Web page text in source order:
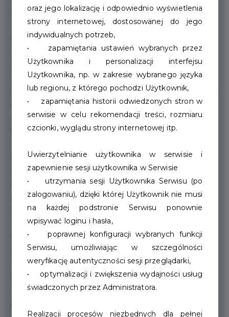
sprawuje lek. Wet. Hubert Nawrocki.
Nieocenioną pomocą w opiekowaniu się zwierzętami
stanowią wolontariusze. Pomagają przy sprzątaniu,
czeszą i wyprowadzają psy na spacer.
Ułatwiają zwierzakom przyszłą adopcję i budują od nowa
zaufanie zwierzaków do ludzi. Dziękując za pomoc,
zachęcamy wszystkich miłośników zwierząt, do takiej
formy opieki nad zwierzętami.
Nasze schronisko opiekuje się także kotami wolno
żyjącymi z terenu miasta. Jeden raz w miesiącu
wydajemy karmę „na kocie gniazda” dla opiekunów
dokarmiających bezdomne koty. Karma wydawana jest
w ostatnim tygodniu miesiąca od 10 do 15.
Finansowego wsparcia można dokonać poprzez wpłaty
dobrowolne na numer konta
75 1240 3679 1111 0010 2620 8340
oraz jego lokalizację i odpowiednio wyświetlenia
strony internetowej, dostosowanej do jego
indywidualnych potrzeb,
• zapamiętania ustawień wybranych przez
Użytkownika i personalizacji interfejsu
Użytkownika, np. w zakresie wybranego języka
lub regionu, z którego pochodzi Użytkownik,
• zapamiętania historii odwiedzonych stron w
serwisie w celu rekomendacji treści, rozmiaru
czcionki, wyglądu strony internetowej itp.
Uwierzytelnianie użytkownika w serwisie i
zapewnienie sesji użytkownika w Serwisie
• utrzymania sesji Użytkownika Serwisu (po
zalogowaniu), dzięki której Użytkownik nie musi
na każdej podstronie Serwisu ponownie
wpisywać loginu i hasła,
• poprawnej konfiguracji wybranych funkcji
Serwisu, umożliwiając w szczególności
weryfikację autentyczności sesji przeglądarki,
• optymalizacji i zwiększenia wydajności usług
świadczonych przez Administratora.
Realizacji procesów niezbędnych dla pełnej